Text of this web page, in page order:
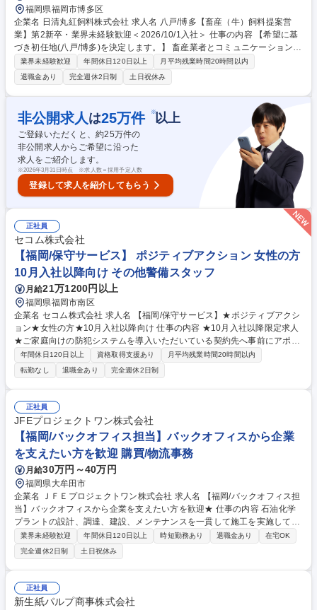
福岡県福岡市博多区
企業名 日清丸紅飼料株式会社 求人名 八戸/博多【畜産（牛）飼料提案営
業】第2新卒・業界未経験歓迎＜2026/10/1入社＞ 仕事の内容 【希望に基
づき初任地(八戸/博多)を決定します。】 畜産業者とコミュニケーションを
とりながら、自社製品を提案するお仕事です。畜産(牛)の配合飼料営業に
携わって頂きます。 【営業業務】 ■養牛生産者や販売代理店向けに配合飼
料の販売を担当して頂きます。 ■製品の提案、使い方の指導 や飼養管理の
コンサルティング など ■補助事業申請など支援業務。 ■顧客との信頼関係
構築を行って頂きます。 ※研修期間をしっかりと設け、業務に順応できる
よう支援いたします。 募集職種 八戸/博多【畜産（牛）飼料提案営業】第
2新卒・業界未経験歓迎＜2026/10/1入社＞
業界未経験歓迎 年間休日120日以上
月平均残業時間20時間以内
退職金あり
完全週休2日制 土日祝休み
非公開求人 は25万件 ※以上
ご登録いただくと、約25万件の
非公開求人からご希望に沿った
求人をご紹介します。
※2026年3月31日時点 ※求人数＝採用予定人数
登録して求人を紹介してもらう
正社員
セコム株式会社
【福岡/保守サービス】 ポジティブアクション 女性の方
10月入社以降向け その他警備スタッフ
月給21万1200円以上
福岡県福岡市南区
企業名 セコム株式会社 求人名 【福岡/保守サービス】★ポジティブアクシ
ョン★女性の方★10月入社以降向け 仕事の内容 ★10月入社以降限定求人
★ご家庭向けの防犯システムを導入いただいている契約先へ事前にアポイ
ントを取ったうえで電池や機器の定期交換などを主に担当していただきま
す。 女性が活躍している部署となります。 採用後、研修・ＯＪＴを丁寧
に行うため、未経験から安心して就業いただけますのでご安心ください。
残業月平均10時間程度でワークライフバランスの取れた環境です。 募集
職種 【福岡/保守サービス】★ポジティブアクション★女性の方★10月入
社以降向け
年間休日120日以上 資格取得支援あり
月平均残業時間20時間以内
転勤なし
退職金あり 完全週休2日制
正社員
JFEプロジェクトワン株式会社
【福岡/バックオフィス担当】バックオフィスから企業
を支えたい方を歓迎 購買/物流事務
月給30万円～40万円
福岡県大牟田市
企業名 ＪＦＥプロジェクトワン株式会社 求人名 【福岡/バックオフィス担
当】バックオフィスから企業を支えたい方を歓迎★ 仕事の内容 石油化学
プラントの設計、調達、建設、メンテナンスを一貫して施工を実施してい
る当社にて、福岡県大牟田市拠点のバックオフィス業務をご担当いただき
ます。 具体的には資材調達や施工情報に関するバックオフィス業務、拠点
内の人員や備品管理等をご担当いただきます。 また本社からの連絡による
システム更新周知や拠点内サポートもご対応いただきます。 募集職種
【福岡/バックオフィス担当】バックオフィスから企業を支えたい方を歓迎
★
業界未経験歓迎 年間休日120日以上 時短勤務あり 退職金あり
在宅OK
完全週休2日制
土日祝休み
正社員
新生紙パルプ商事株式会社